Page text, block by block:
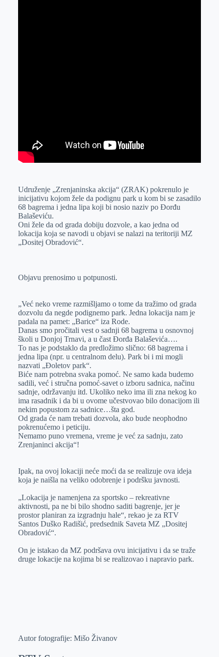
Udruženje „Zrenjaninska akcija“ (ZRAK) pokrenulo je
inicijativu kojom žele da podignu park u kom bi se zasadilo
68 bagrema i jedna lipa koji bi nosio naziv po Đorđu
Balaševiću.
Oni žele da od grada dobiju dozvole, a kao jedna od
lokacija koja se navodi u objavi se nalazi na teritoriji MZ
„Dositej Obradović“.
Objavu prenosimo u potpunosti.
„Već neko vreme razmišljamo o tome da tražimo od grada
dozvolu da negde podignemo park. Jedna lokacija nam je
padala na pamet: „Barice“ iza Rode.
Danas smo pročitali vest o sadnji 68 bagrema u osnovnoj
školi u Donjoj Trnavi, a u čast Đorđa Balaševića….
To nas je podstaklo da predložimo slično: 68 bagrema i
jedna lipa (npr. u centralnom delu). Park bi i mi mogli
nazvati „Đoletov park“.
Biće nam potrebna svaka pomoć. Ne samo kada budemo
sadili, već i stručna pomoć-savet o izboru sadnica, načinu
sadnje, održavanju itd. Ukoliko neko ima ili zna nekog ko
ima rasadnik i da bi u ovome učestvovao bilo donacijom ili
nekim popustom za sadnice…šta god.
Od grada će nam trebati dozvola, ako bude neophodno
pokrenućemo i peticiju.
Nemamo puno vremena, vreme je već za sadnju, zato
Zrenjaninci akcija“!
Ipak, na ovoj lokaciji neće moći da se realizuje ova ideja
koja je naišla na veliko odobrenje i podršku javnosti.
„Lokacija je namenjena za sportsko – rekreativne
aktivnosti, pa ne bi bilo shodno saditi bagrenje, jer je
prostor planiran za izgradnju hale“, rekao je za RTV
Santos Duško Radišić, predsednik Saveta MZ „Dositej
Obradović“.
On je istakao da MZ podršava ovu inicijativu i da se traže
druge lokacije na kojima bi se realizovao i napravio park.
Autor fotografije: Mišo Živanov